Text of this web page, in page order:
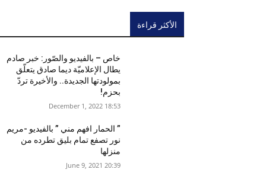
الأكثر قراءة
خاص – بالفيديو والصّور: خبر صادم
يطال الإعلاميّة ديما صادق يتعلّق
بمولودتها الجديدة.. والأخيرة تردّ
بحزم!
18:53 2022 ,December 1
” الحمار افهم مني ” بالفيديو -مريم
نور تصفع تمام بليق تطرده من
منزلها
20:39 2021 ,June 9